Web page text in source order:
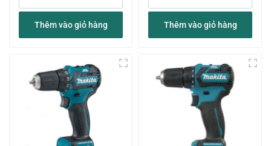
Thêm vào giỏ hàng Thêm vào giỏ hàng